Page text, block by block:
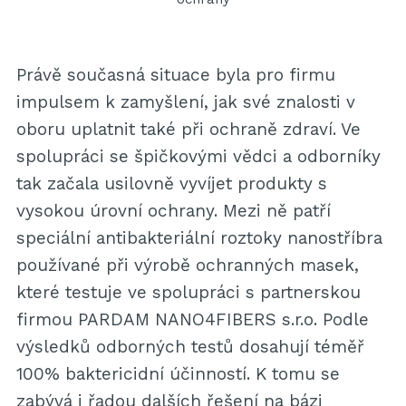
Právě současná situace byla pro firmu
impulsem k zamyšlení, jak své znalosti v
oboru uplatnit také při ochraně zdraví. Ve
spolupráci se špičkovými vědci a odborníky
tak začala usilovně vyvíjet produkty s
vysokou úrovní ochrany. Mezi ně patří
speciální antibakteriální roztoky nanostříbra
používané při výrobě ochranných masek,
které testuje ve spolupráci s partnerskou
firmou PARDAM NANO4FIBERS s.r.o. Podle
výsledků odborných testů dosahují téměř
100% baktericidní účinností. K tomu se
zabývá i řadou dalších řešení na bázi